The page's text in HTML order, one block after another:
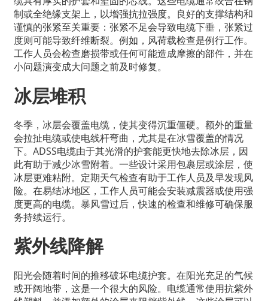
制或全绝缘支架上，以增强抗拉强度。良好的支撑结构和
谨慎的张紧至关重要：张紧不足会导致电缆下垂，张紧过
度则可能导致纤维断裂。例如，风荷载检查是例行工作。
工作人员会检查磨损带或任何可能造成摩擦的部件，并在
小问题演变成大问题之前及时修复。
冰层堆积
冬季，冰层会覆盖电缆，使其变得沉重僵硬。额外的重量
会拉扯电缆或使电线杆弯曲，尤其是在冰雪覆盖的情况
下。ADSS电缆由于其光滑的护套能更快地去除冰层，因
此有助于减少冰雪附着。一些设计采用包裹层或涂层，使
冰层更难粘附。定期天气检查有助于工作人员及早发现风
险。在易结冰地区，工作人员可能会安装减震器或使用强
度更高的电缆。暴风雪过后，快速的检查和维修可确保服
务持续运行。
紫外线降解
阳光会随着时间的推移破坏电缆护套。在阳光充足的气候
或开阔地带，这是一个很大的风险。电缆通常使用抗紫外